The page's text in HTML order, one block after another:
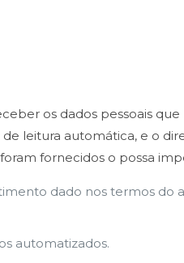
os dados pessoais
leitura automática, e o
fornecidos o possa
dado nos termos do
automatizados.